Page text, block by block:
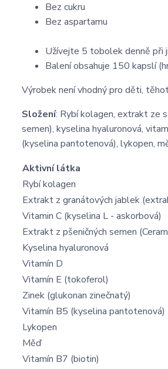
Bez cukru
Bez aspartamu
Užívejte 5 tobolek denně při
Balení obsahuje 150 kapslí
Výrobek není vhodný pro děti,
Složení: Rybí kolagen, extrakt ze
semen), kyselina hyaluronová,
(kyselina pantotenová), lykopen,
Aktivní látka
Rybí kolagen
Extrakt z granátových jablek
Vitamin C (kyselina L - askorbová)
Extrakt z pšeničných semen
Kyselina hyaluronová
Vitamín D
Vitamín E (tokoferol)
Zinek (glukonan zinečnatý)
Vitamín B5 (kyselina pantotenová)
Lykopen
Měď
Vitamín B7 (biotin)